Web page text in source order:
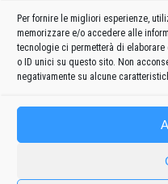
Per fornire le migliori esperienze,
memorizzare e/o accedere alle
tecnologie ci permetterà di
o ID unici su questo sito. Non
negativamente su alcune
dalla stagione acrobatica
l’aeroporto di Sliac, in
Slovak International Air